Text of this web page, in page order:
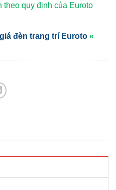
quy định của Euroto
đèn trang trí Euroto «